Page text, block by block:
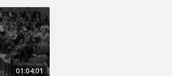
01:04:01